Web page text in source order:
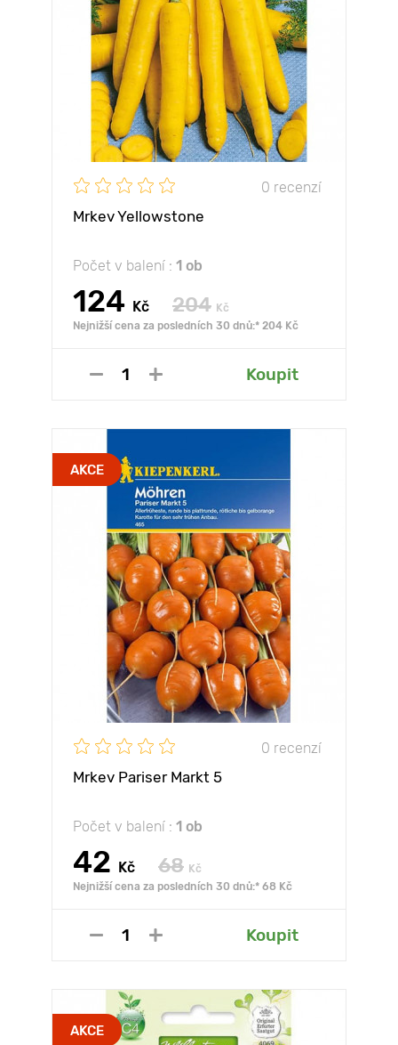
0 recenzí
Mrkev Yellowstone
Počet v balení : 1 ob
124 Kč 204 Kč
Nejnižší cena za posledních 30 dnů:* 204 Kč
Koupit
AKCE
0 recenzí
Mrkev Pariser Markt 5
Počet v balení : 1 ob
42 Kč 68 Kč
Nejnižší cena za posledních 30 dnů:* 68 Kč
Koupit
AKCE